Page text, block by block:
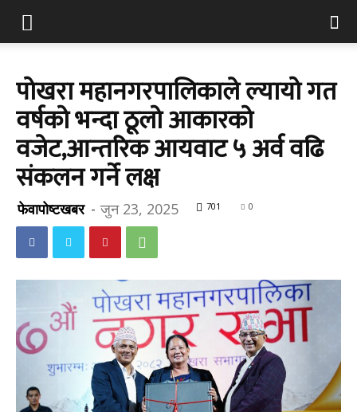
पोखरा महानगरपालिकाले ल्यायो गत
वर्षको भन्दा ठूलो आकारको
वजेट,आन्तरिक आयवाट ५ अर्व वढि
संकलन गर्ने लक्ष
फेवापोष्टखबर - जुन 23, 2025 701 0